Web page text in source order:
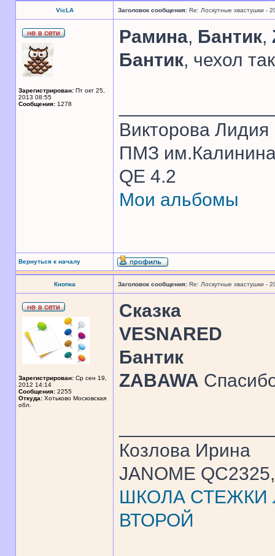
VicLA Заголовок сообщения: Re: Лоскутные хвастушки -
Зарегистрирован: Пт окт 25,
2013 08:55
Сообщения: 1278
Рамина, Бантик,
Бантик, чехол
Викторова Лидия
ПМЗ им.Калинина
QE 4.2
Мои альбомы
Вернуться к началу
Кнопка Заголовок сообщения: Re: Лоскутные хвастушки -
Зарегистрирован: Ср сен 19,
2012 14:14
Сообщения: 2255
Откуда: Хотьково Московская
обл.
Сказка
VESNARED
Бантик
ZABAWA
Козлова Ирина
JANOME
ШКОЛА СТЕЖКИ
ВТОРОЙ